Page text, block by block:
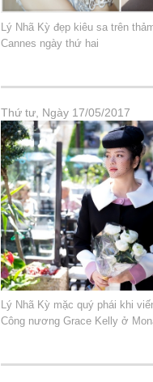
Lý Nhã Kỳ đẹp kiêu sa trên
Cannes ngày thứ hai
Thứ tư, Ngày 17/05/2017
Lý Nhã Kỳ mặc quý phái khi
Công nương Grace Kelly ở